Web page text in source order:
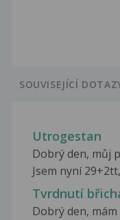
SOUVISEJÍCÍ
Utrogestan
Dobrý den, můj
Jsem nyní
Tvrdnutí
Dobrý den,